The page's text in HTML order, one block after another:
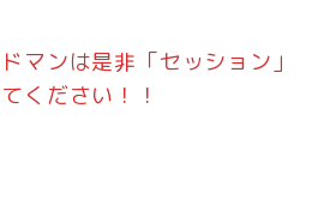
マンは是非「セッション」
ください！！